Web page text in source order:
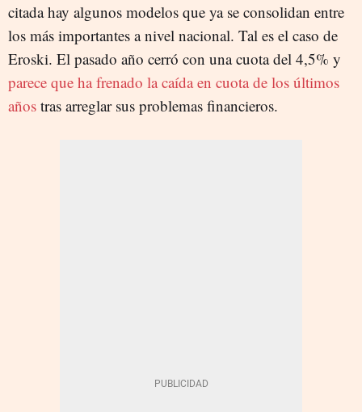
citada hay algunos modelos que ya se consolidan entre
los más importantes a nivel nacional. Tal es el caso de
Eroski. El pasado año cerró con una cuota del 4,5% y
parece que ha frenado la caída en cuota de los últimos
años tras arreglar sus problemas financieros.